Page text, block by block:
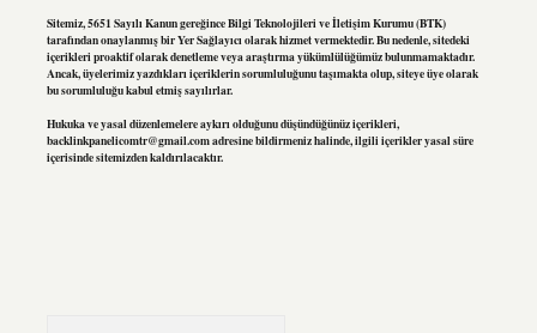
Sitemiz, 5651 Sayılı Kanun gereğince Bilgi Teknolojileri ve İletişim Kurumu (BTK)
tarafından onaylanmış bir Yer Sağlayıcı olarak hizmet vermektedir. Bu nedenle, sitedeki
içerikleri proaktif olarak denetleme veya araştırma yükümlülüğümüz bulunmamaktadır.
Ancak, üyelerimiz yazdıkları içeriklerin sorumluluğunu taşımakta olup, siteye üye olarak
bu sorumluluğu kabul etmiş sayılırlar.
Hukuka ve yasal düzenlemelere aykırı olduğunu düşündüğünüz içerikleri,
backlinkpanelicomtr@gmail.comadresine bildirmeniz halinde, ilgili içerikler yasal süre
içerisinde sitemizden kaldırılacaktır.